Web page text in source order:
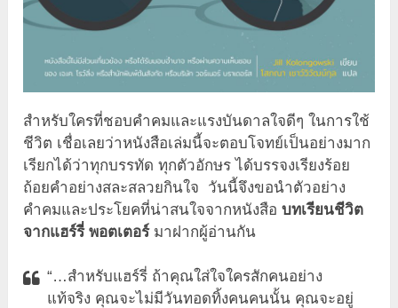
สำหรับใครที่ชอบคำคมและแรงบันดาลใจดีๆ ในการใช้
ชีวิต เชื่อเลยว่าหนังสือเล่มนี้จะตอบโจทย์เป็นอย่างมาก
เรียกได้ว่าทุกบรรทัด ทุกตัวอักษร ได้บรรจงเรียงร้อย
ถ้อยคำอย่างสละสลวยกินใจ วันนี้จึงขอนำตัวอย่าง
คำคมและประโยคที่น่าสนใจจากหนังสือบทเรียนชีวิต
จากแฮร์รี่ พอตเตอร์ มาฝากผู้อ่านกัน
“…สำหรับแฮร์รี่ ถ้าคุณใส่ใจใครสักคนอย่าง
แท้จริง คุณจะไม่มีวันทอดทิ้งคนคนนั้น คุณจะอยู่